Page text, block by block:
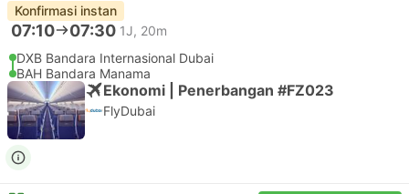
Konfirmasi instan
07:10 07:30 1J, 20m
DXB Bandara Internasional Dubai
BAH Bandara Manama
Ekonomi | Penerbangan #FZ023
FlyDubai